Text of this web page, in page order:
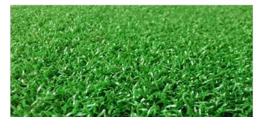
会问了，武汉人造草坪的使用寿命是多久呢？下面武汉
速跑科技塑胶跑道的小编就重点来说说吧！ 武汉人造草
坪是一种适合于室内外使用,兼具地面装饰和实用铺设于
一体的地面铺设材料.其使用塑料原料生产,无毒无味,可
回收.优良品质的人造草坪具有抗老化、抗褪色和抗摩擦
的功能.通常人造草坪铺设后需要养护使用6—8个月才能
达到状态.草坪特别适合铺设在户外,其使用寿命通常为1
0-15年.在长期干燥的天气里,只要在草坪洒一点水,就可